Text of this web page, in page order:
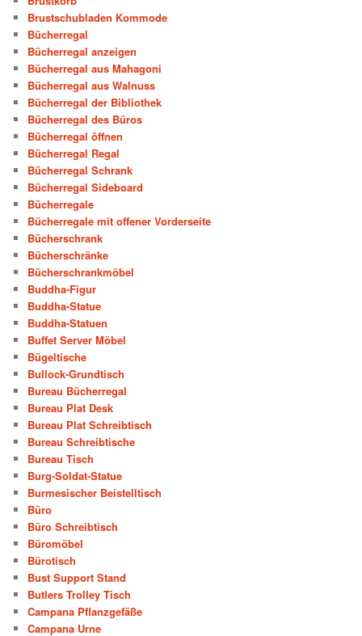
Brustschubladen Kommode
Bücherregal
Bücherregal anzeigen
Bücherregal aus Mahagoni
Bücherregal aus Walnuss
Bücherregal der Bibliothek
Bücherregal des Büros
Bücherregal öffnen
Bücherregal Regal
Bücherregal Schrank
Bücherregal Sideboard
Bücherregale
Bücherregale mit offener Vorderseite
Bücherschrank
Bücherschränke
Bücherschrankmöbel
Buddha-Figur
Buddha-Statue
Buddha-Statuen
Buffet Server Möbel
Bügeltische
Bullock-Grundtisch
Bureau Bücherregal
Bureau Plat Desk
Bureau Plat Schreibtisch
Bureau Schreibtische
Bureau Tisch
Burg-Soldat-Statue
Burmesischer Beistelltisch
Büro
Büro Schreibtisch
Büromöbel
Bürotisch
Bust Support Stand
Butlers Trolley Tisch
Campana Pflanzgefäße
Campana Urne